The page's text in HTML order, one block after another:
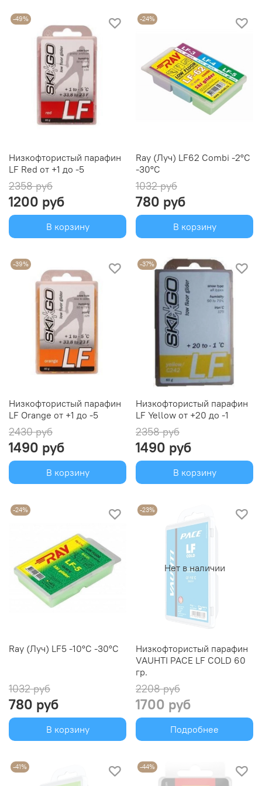
-49%
Низкофтористый парафин
LF Red от +1 до -5
2358 руб
1200 руб
В корзину
-24%
Ray (Луч) LF62 Combi -2°С
-30°С
1032 руб
780 руб
В корзину
-39%
Низкофтористый парафин
LF Orange от +1 до -5
2430 руб
1490 руб
В корзину
-37%
Низкофтористый парафин
LF Yellow от +20 до -1
2358 руб
1490 руб
В корзину
-24%
Ray (Луч) LF5 -10°С -30°С
1032 руб
780 руб
В корзину
Нет в наличии
-23%
Низкофтористый парафин
VAUHTI PACE LF COLD 60
гр.
2208 руб
1700 руб
Подробнее
-41% -44%